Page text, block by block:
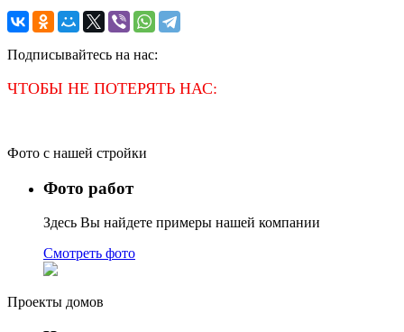
Подписывайтесь на нас:
ЧТОБЫ НЕ ПОТЕРЯТЬ НАС:
Фото с нашей стройки
Фото работ
Здесь Вы найдете примеры нашей компании
Смотреть фото
Проекты домов